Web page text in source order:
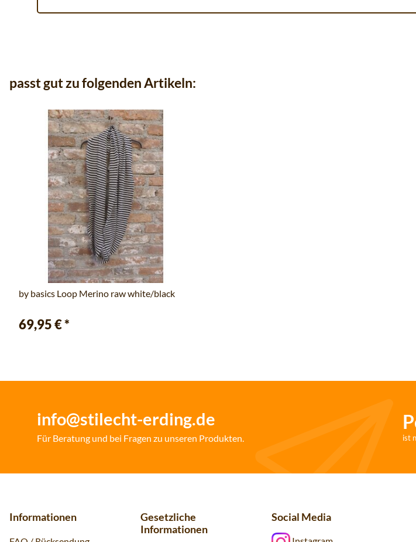
passt gut zu folgenden Artikeln:
by basics Loop Merino raw white/black
69,95 €*
info@stilecht-erding.de
Für Beratung und bei Fragen zu unseren Produkten. ist
Informationen
Gesetzliche
Informationen
Social Media